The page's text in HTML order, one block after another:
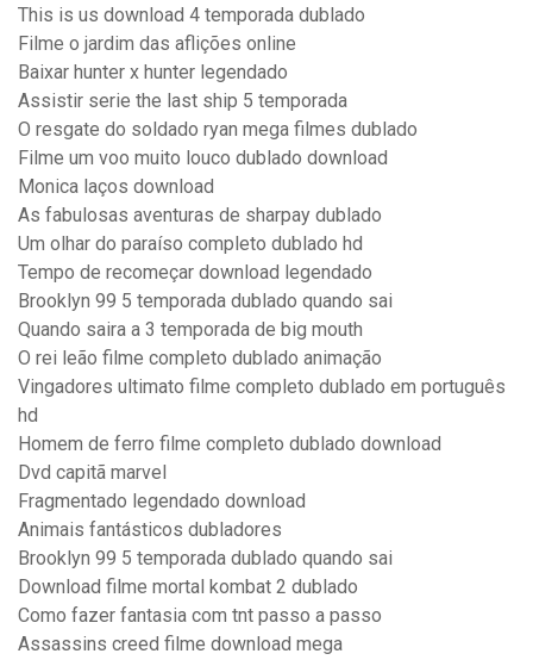
This is us download 4 temporada dublado
Filme o jardim das aflições online
Baixar hunter x hunter legendado
Assistir serie the last ship 5 temporada
O resgate do soldado ryan mega filmes dublado
Filme um voo muito louco dublado download
Monica laços download
As fabulosas aventuras de sharpay dublado
Um olhar do paraíso completo dublado hd
Tempo de recomeçar download legendado
Brooklyn 99 5 temporada dublado quando sai
Quando saira a 3 temporada de big mouth
O rei leão filme completo dublado animação
Vingadores ultimato filme completo dublado em português
hd
Homem de ferro filme completo dublado download
Dvd capitã marvel
Fragmentado legendado download
Animais fantásticos dubladores
Brooklyn 99 5 temporada dublado quando sai
Download filme mortal kombat 2 dublado
Como fazer fantasia com tnt passo a passo
Assassins creed filme download mega